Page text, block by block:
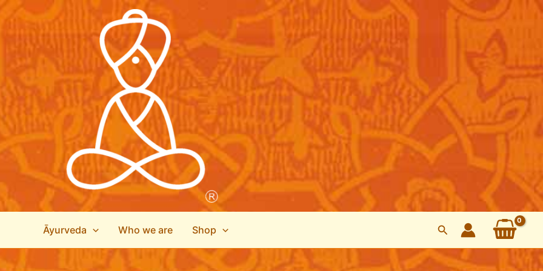
Āyurveda Who we are Shop Search